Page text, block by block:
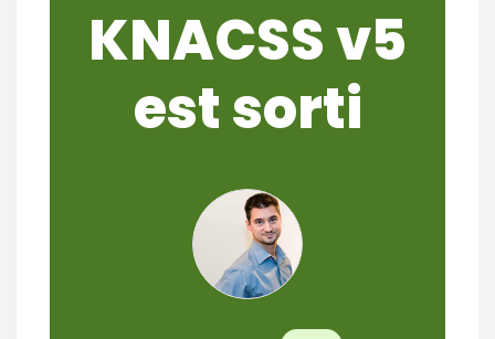
KNACSS v5
est sorti